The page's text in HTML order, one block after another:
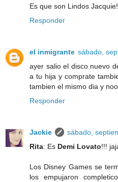
Es que son Lindos
Responder
el inmigrante sábado,
ayer salio el disco nuevo
a tu hija y comprate
tambien el mismo dia y
Responder
Jackie
sábado,
Rita: Es Demi Lovato!!!
Los Disney Games se
los empujaron